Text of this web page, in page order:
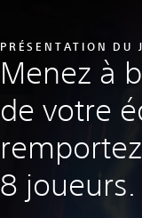
PRÉSENTATION DU
Menez à
de votre
8 joueurs.